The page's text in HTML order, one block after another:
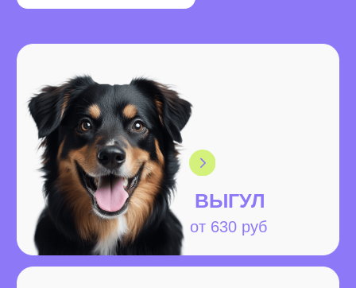
ДЕНЬ БЕЗ
СОБАКИ
1290 руб
НЕ НАШЛИ НУЖНУЮ
УСЛУГУ?